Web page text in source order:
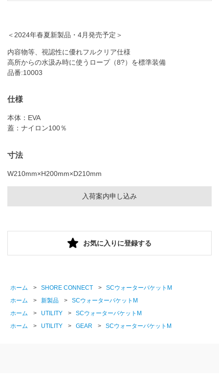
入荷案内申し込み
＜2024年春夏新製品・4月発売予定＞
内容物等、視認性に優れフルクリア仕様
高所からの水汲み時に使うロープ（8?）を標準装備
品番:10003
仕様
本体：EVA
蓋：ナイロン100％
寸法
W210mm×H200mm×D210mm
お気に入りに登録する
ホーム > SHORE CONNECT >
SCウォーターバケットM
ホーム
> 新製品 >
SCウォーターバケットM
ホーム
> UTILITY >
SCウォーターバケットM
ホーム
> UTILITY > GEAR > SCウォーターバケットM